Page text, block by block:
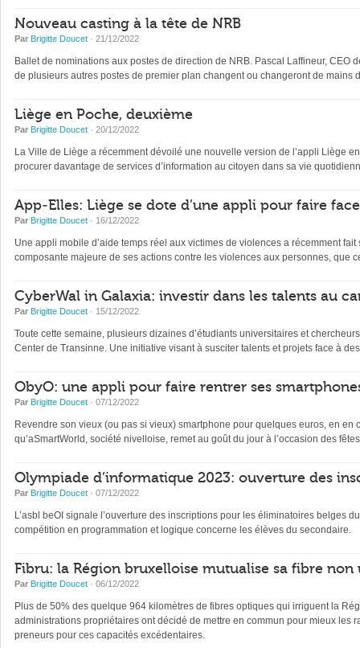
Nouveau casting à la tête de NRB
Par Brigitte Doucet · 21/12/2022
Ballet de nominations aux postes de direction de NRB. Pascal Laffineur,
de plusieurs autres postes de premier plan changent ou changeront de mains
Liège en Poche, deuxième
Par Brigitte Doucet · 20/12/2022
La Ville de Liège a récemment dévoilé une nouvelle version de l’appli Liège
procurer davantage de services d’information au citoyen dans sa vie
App-Elles: Liège se dote d’une appli pour faire
Par Brigitte Doucet · 16/12/2022
Une appli mobile d’aide temps réel aux victimes de violences a récemment
composante majeure de ses actions contre les violences aux personnes, que
CyberWal in Galaxia: investir dans les talents au
Par Brigitte Doucet · 15/12/2022
Toute cette semaine, plusieurs dizaines d’étudiants universitaires et
Center de Transinne. Une initiative visant à susciter talents et projets face à
ObyO: une appli pour faire rentrer ses
Par Brigitte Doucet · 07/12/2022
Revendre son vieux (ou pas si vieux) smartphone pour quelques euros, en
qu’aSmartWorld, société nivelloise, remet au goût du jour à l’occasion des
Olympiade d’informatique 2023: ouverture des
Par Brigitte Doucet · 07/12/2022
L’asbl beOI signale l’ouverture des inscriptions pour les éliminatoires belges
compétition en programmation et logique concerne les élèves du secondaire.
Fibru: la Région bruxelloise mutualise sa fibre non
Par Brigitte Doucet · 06/12/2022
Plus de 50% des quelque 964 kilomètres de fibres optiques qui irriguent la
administrations propriétaires ont décidé de mettre en commun pour mieux les
preneurs pour ces capacités excédentaires.